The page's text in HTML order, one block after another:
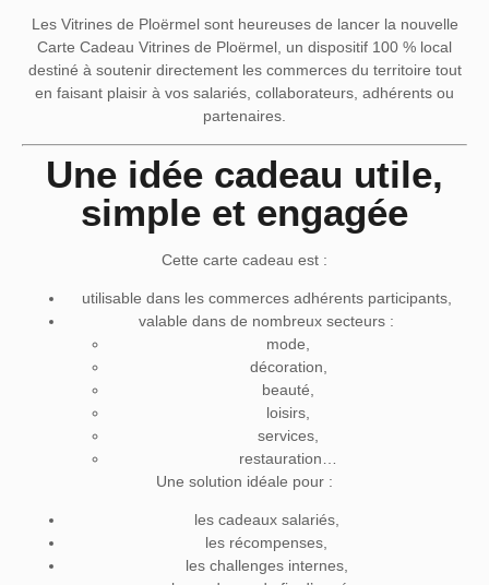
Les Vitrines de Ploërmelsont heureuses de lancer la nouvelle
Carte Cadeau Vitrines de Ploërmel , un dispositif 100 % local
destiné à soutenir directement les commerces du territoire tout
en faisant plaisir à vos salariés, collaborateurs, adhérents ou
partenaires.
Une idée cadeau utile,
simple et engagée
Cette carte cadeau est :
utilisable dans les commerces adhérents participants,
valable dans de nombreux secteurs :
mode,
décoration,
beauté,
loisirs,
services,
restauration…
Une solution idéale pour :
les cadeaux salariés,
les récompenses,
les challenges internes,